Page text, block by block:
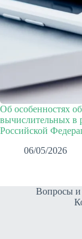
Об особенностях
вычислительных в
Российской
06/05/2026
Вопросы и